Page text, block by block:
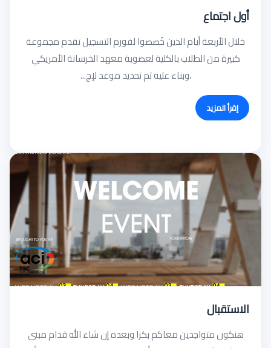
أول اجتماع
خلال الأربعة أيام الذين خُصصوا لفورم التسجيل تقدم مجموعة
كبيرة من الطلاب بالكلية لعضوية معهد الخرسانة الأمريكي
،وبناء عليه تم تحديد موعد لإج...
إقرأ المزيد
الاستقبال
هنكون متواجدين معاكم بكرا وبعده إن شاء الله قدام مبنى